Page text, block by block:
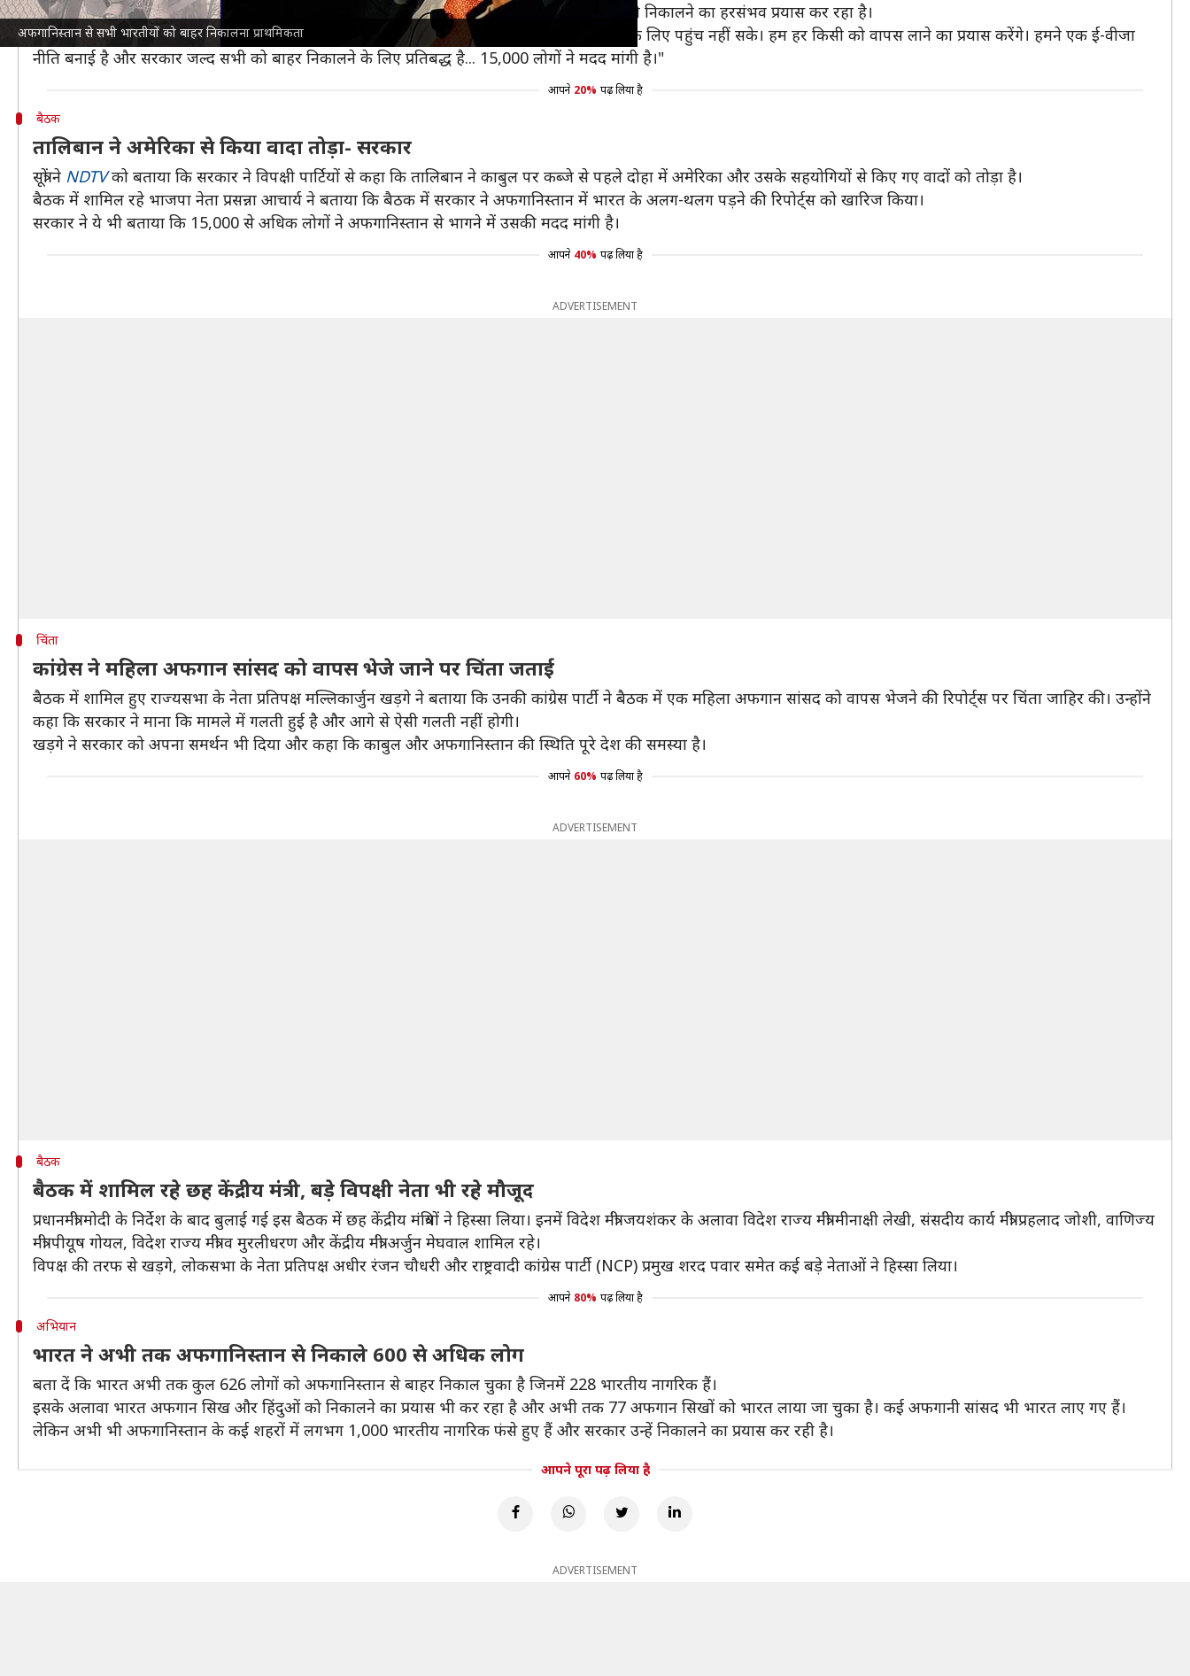
अफगानिस्तान से सभी भारतीयों को बाहर निकालना प्राथमिकता
विदेश मंत्री ने बैठक में बताया किअफगानिस्तान
में स्थिति बेहद चिंताजनक है और भारत अपने नागरिकों को निकालने का हरसंभव प्रयास कर रहा है।
उन्होंने कहा, "हम ज्यादातर भारतीयों को वापस ले लाए हैं, लेकिन सभी को नहीं। कुछ कल वाली फ्लाइट के लिए पहुंच नहीं सके। हम हर किसी को वापस लाने का प्रयास करेंगे। हमने एक ई-वीजा
नीति बनाई है और सरकार जल्द सभी को बाहर निकालने के लिए प्रतिबद्ध है... 15,000 लोगों ने मदद मांगी है।"
आपने 20% पढ़ लिया है
बैठक
तालिबान ने अमेरिका से किया वादा तोड़ा- सरकार
सूत्रों ने NDTVको बताया कि सरकार ने विपक्षी पार्टियों से कहा कि तालिबान ने काबुल पर कब्जे से पहले दोहा में अमेरिका और उसके सहयोगियों से किए गए वादों को तोड़ा है।
बैठक में शामिल रहे भाजपा नेता प्रसन्ना आचार्य ने बताया कि बैठक में सरकार ने अफगानिस्तान में भारत के अलग-थलग पड़ने की रिपोर्ट्स को खारिज किया।
सरकार ने ये भी बताया कि 15,000 से अधिक लोगों ने अफगानिस्तान से भागने में उसकी मदद मांगी है।
आपने 40% पढ़ लिया है
ADVERTISEMENT
चिंता
कांग्रेस ने महिला अफगान सांसद को वापस भेजे जाने पर चिंता जताई
बैठक में शामिल हुए राज्यसभा के नेता प्रतिपक्ष मल्लिकार्जुन खड़गे ने बताया कि उनकी कांग्रेस पार्टी ने बैठक में एक महिला अफगान सांसद को वापस भेजने की रिपोर्ट्स पर चिंता जाहिर की। उन्होंने
कहा कि सरकार ने माना कि मामले में गलती हुई है और आगे से ऐसी गलती नहीं होगी।
खड़गे ने सरकार को अपना समर्थन भी दिया और कहा कि काबुल और अफगानिस्तान की स्थिति पूरे देश की समस्या है।
आपने 60% पढ़ लिया है
ADVERTISEMENT
बैठक
बैठक में शामिल रहे छह केंद्रीय मंत्री, बड़े विपक्षी नेता भी रहे मौजूद
प्रधानमंत्री मोदी के निर्देश के बाद बुलाई गई इस बैठक में छह केंद्रीय मंत्रियों ने हिस्सा लिया। इनमें विदेश मंत्री जयशंकर के अलावा विदेश राज्य मंत्री मीनाक्षी लेखी, संसदीय कार्य मंत्री प्रहलाद जोशी, वाणिज्य
मंत्री पीयूष गोयल, विदेश राज्य मंत्री व मुरलीधरण और केंद्रीय मंत्री अर्जुन मेघवाल शामिल रहे।
विपक्ष की तरफ से खड़गे, लोकसभा के नेता प्रतिपक्ष अधीर रंजन चौधरी और राष्ट्रवादी कांग्रेस पार्टी (NCP) प्रमुख शरद पवार समेत कई बड़े नेताओं ने हिस्सा लिया।
आपने 80% पढ़ लिया है
अभियान
भारत ने अभी तक अफगानिस्तान से निकाले 600 से अधिक लोग
बता दें कि भारत अभी तक कुल 626 लोगों को अफगानिस्तान से बाहर निकाल चुका है जिनमें 228 भारतीय नागरिक हैं।
इसके अलावा भारत अफगान सिख और हिंदुओं को निकालने का प्रयास भी कर रहा है और अभी तक 77 अफगान सिखों को भारत लाया जा चुका है। कई अफगानी सांसद भी भारत लाए गए हैं।
लेकिन अभी भी अफगानिस्तान के कई शहरों में लगभग 1,000 भारतीय नागरिक फंसे हुए हैं और सरकार उन्हें निकालने का प्रयास कर रही है।
आपने पूरा पढ़ लिया है
ADVERTISEMENT